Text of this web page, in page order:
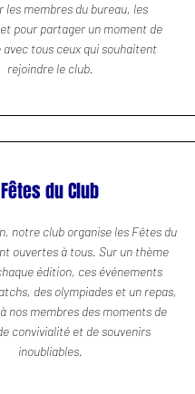
les membres du bureau, les
pour partager un moment de
avec tous ceux qui souhaitent
rejoindre le club.
Fêtes du Club
notre club organise les Fêtes du
ouvertes à tous. Sur un thème
édition, ces événements
des olympiades et un repas,
nos membres des moments de
convivialité et de souvenirs
inoubliables.